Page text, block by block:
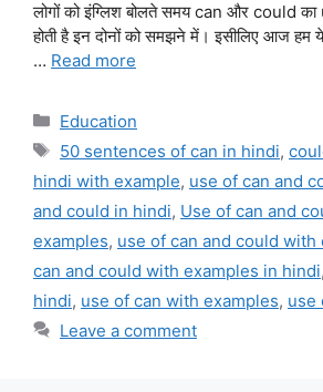
लोगों को इंग्लिश बोलते समय can और could
होती है इन दोनों को समझने में। इसीलिए आज
… Read more
Categories
Education
Tags
50 sentences of can in hindi,
hindi with example, use of can and
and could in hindi, Use of can and
examples, use of can and could with
can and could with examples in hindi,
hindi, use of can with examples, use
Leave a comment